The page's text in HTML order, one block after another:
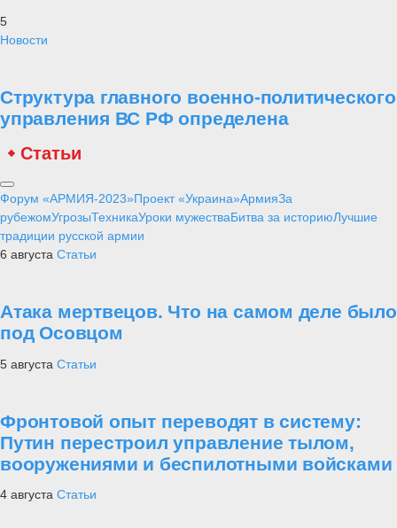
5
Новости
Структура главного военно-политического
управления ВС РФ определена
Статьи
Форум «АРМИЯ-2023»Проект «Украина»АрмияЗа
рубежомУгрозыТехникаУроки мужестваБитва за историюЛучшие
традиции русской армии
6 августа Статьи
Атака мертвецов. Что на самом деле было
под Осовцом
5 августа Статьи
Фронтовой опыт переводят в систему:
Путин перестроил управление тылом,
вооружениями и беспилотными войсками
4 августа Статьи